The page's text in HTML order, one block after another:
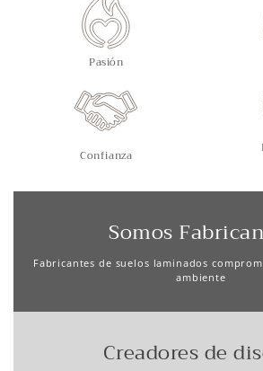
Pasión
Confianza
Somos
Fabricantes de suelos laminados
ambiente
Creadores de